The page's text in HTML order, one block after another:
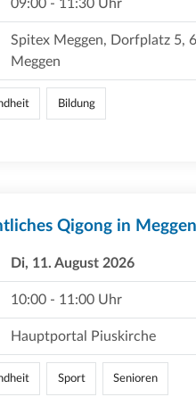
09:00 - 11:30 Uhr
Spitex Meggen, Dorfplatz 5,
Meggen
Bildung
Qigong in Meggen
Di, 11. August 2026
10:00 - 11:00 Uhr
Hauptportal Piuskirche
Sport Senioren